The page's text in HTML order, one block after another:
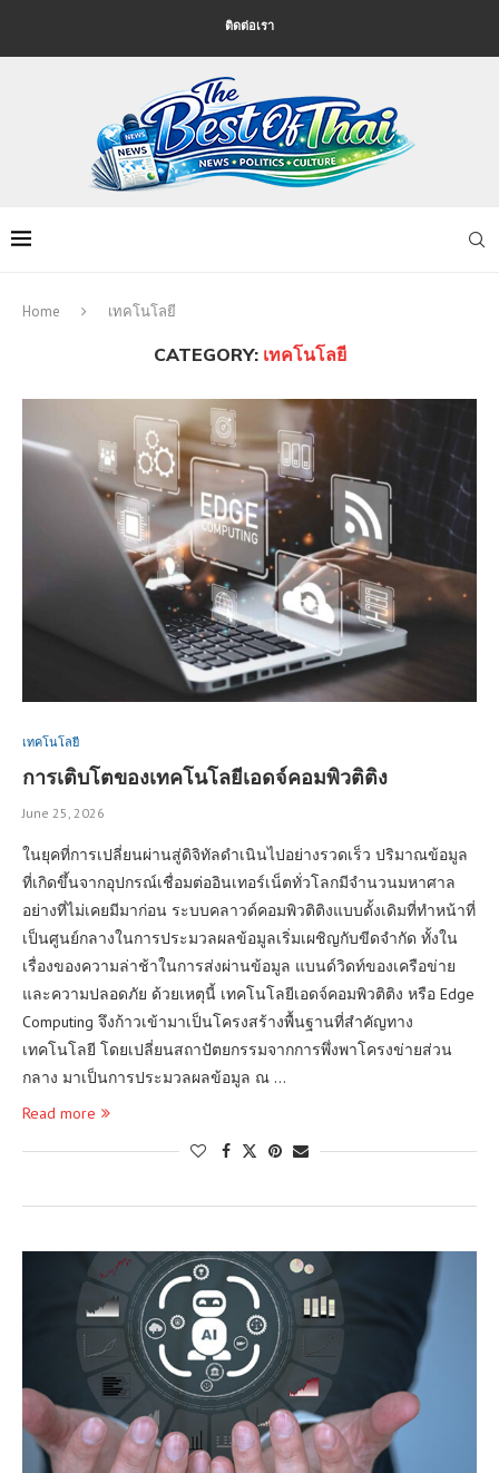
ติดต่อเรา
Home เทคโนโลยี
CATEGORY: เทคโนโลยี
เทคโนโลยี
การเติบโตของเทคโนโลยีเอดจ์คอมพิวติติง
June 25, 2026
ในยุคที่การเปลี่ยนผ่านสู่ดิจิทัลดำเนินไปอย่างรวดเร็ว ปริมาณข้อมูล
ที่เกิดขึ้นจากอุปกรณ์เชื่อมต่ออินเทอร์เน็ตทั่วโลกมีจำนวนมหาศาล
อย่างที่ไม่เคยมีมาก่อน ระบบคลาวด์คอมพิวติติงแบบดั้งเดิมที่ทำหน้าที่
เป็นศูนย์กลางในการประมวลผลข้อมูลเริ่มเผชิญกับขีดจำกัด ทั้งใน
เรื่องของความล่าช้าในการส่งผ่านข้อมูล แบนด์วิดท์ของเครือข่าย
และความปลอดภัย ด้วยเหตุนี้ เทคโนโลยีเอดจ์คอมพิวติติง หรือ Edge
Computing จึงก้าวเข้ามาเป็นโครงสร้างพื้นฐานที่สำคัญทาง
เทคโนโลยี โดยเปลี่ยนสถาปัตยกรรมจากการพึ่งพาโครงข่ายส่วน
กลาง มาเป็นการประมวลผลข้อมูล ณ …
Read more